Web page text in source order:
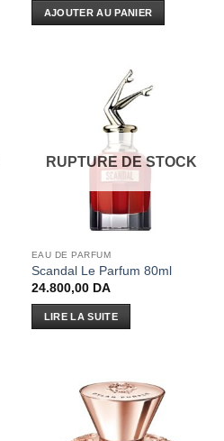
initial
était :
AJOUTER AU PANIER
RUPTURE DE STOCK
EAU DE PARFUM
Scandal Le Parfum 80ml
24.800,00 DA
LIRE LA SUITE